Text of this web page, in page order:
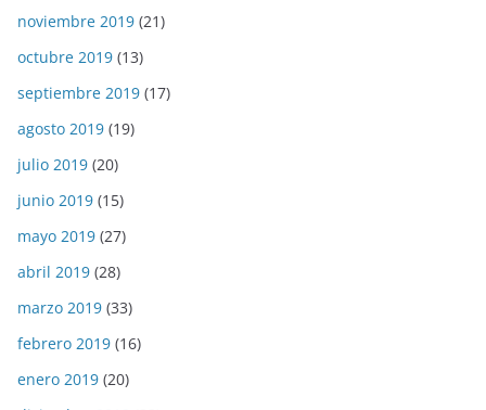
noviembre 2019 (21)
octubre 2019 (13)
septiembre 2019 (17)
agosto 2019 (19)
julio 2019 (20)
junio 2019 (15)
mayo 2019 (27)
abril 2019 (28)
marzo 2019 (33)
febrero 2019 (16)
enero 2019 (20)